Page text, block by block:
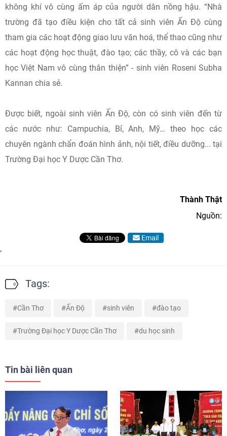
không khí vô cùng ấm áp của người dân nồng hậu. “Nhà
trường đã tạo điều kiện cho tất cả sinh viên Ấn Độ cùng
tham gia các hoạt động giao lưu văn hoá, thể thao cũng như
các hoạt động học thuật, đào tạo; các thầy, cô và các bạn
học Việt Nam vô cùng thân thiện” - sinh viên Roseni Subha
Kannan chia sẻ.
Được biết, ngoài sinh viên Ấn Độ, còn có sinh viên đến từ
các nước như: Campuchia, Bỉ, Anh, Mỹ… theo học các
chuyên ngành chẩn đoán hình ảnh, nội tiết, điều dưỡng... tại
Trường Đại học Y Dược Cần Thơ.
Thành Thật
Nguồn:
Email
Tags:
Cần Thơ Ấn Độ sinh viên đào tạo
Trường Đại học Y Dược Cần Thơ du học sinh
Tin bài liên quan